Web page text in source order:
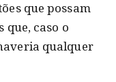
que possam
que, caso o
qualquer